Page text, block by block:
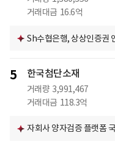
거래대금 16.6억
Sh수협은행, 상상인증권
5 한국첨단소재
거래량 3,991,467
거래대금 118.3억
자회사 양자검증 플랫폼